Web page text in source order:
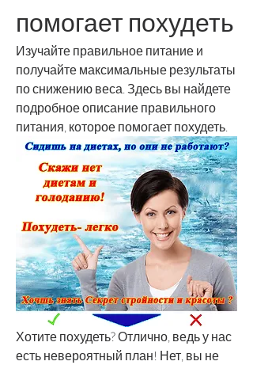
помогает похудеть
Изучайте правильное питание и
получайте максимальные результаты
по снижению веса. Здесь вы найдете
подробное описание правильного
питания, которое помогает похудеть.
Хотите похудеть? Отлично, ведь у нас
есть невероятный план! Нет, вы не